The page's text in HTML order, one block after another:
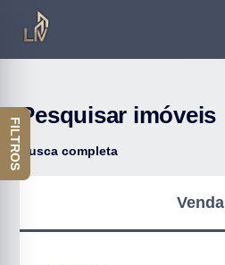
FILTROS
Pesquisar imóveis
Busca completa
Venda